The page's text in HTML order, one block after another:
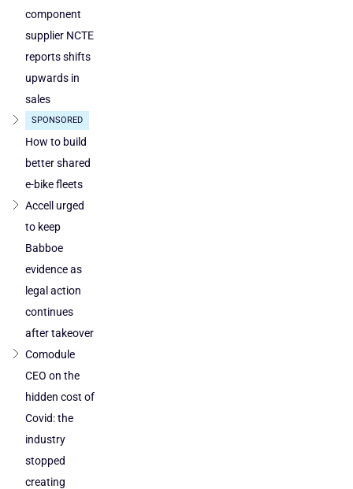
component
supplier NCTE
reports shifts
upwards in
sales
SPONSORED
How to build
better shared
e-bike fleets
Accell urged
to keep
Babboe
evidence as
legal action
continues
after takeover
Comodule
CEO on the
hidden cost of
Covid: the
industry
stopped
creating